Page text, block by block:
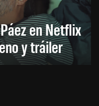
en Netflix
y tráiler